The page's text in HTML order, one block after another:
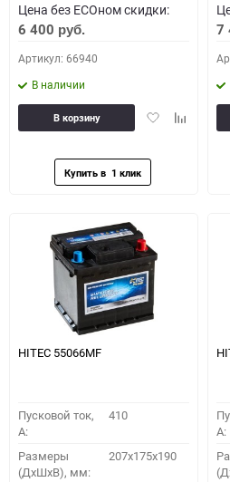
Цена без ECOном скидки:
6 400 руб.
Артикул: 66940
В наличии
ДобавитьДобавить
В корзину
7
HITEC 55066MF
Пусковой ток,
A:
410
Размеры
(ДхШхВ), мм:
207x175x190
A: